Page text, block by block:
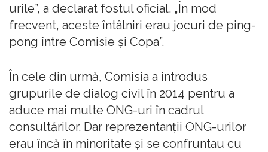
urile”, a declarat fostul oficial. „În mod
frecvent, aceste întâlniri erau jocuri de ping-
pong între Comisie și Copa”.
În cele din urmă, Comisia a introdus
grupurile de dialog civil în 2014 pentru a
aduce mai multe ONG-uri în cadrul
consultărilor. Dar reprezentanții ONG-urilor
erau încă în minoritate și se confruntau cu